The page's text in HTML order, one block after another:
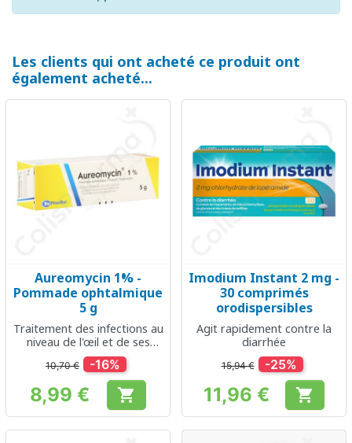
Les clients qui ont acheté ce produit ont
également acheté...
Aureomycin 1% -
Pommade ophtalmique
5 g
Traitement des infections au
niveau de l'œil et de ses
muqueuses
10,70 € -16%
Prix
8,99 € 
Imodium Instant 2 mg -
30 comprimés
orodispersibles
Agit rapidement contre la
diarrhée
15,94 € -25%
Prix
11,96 € 